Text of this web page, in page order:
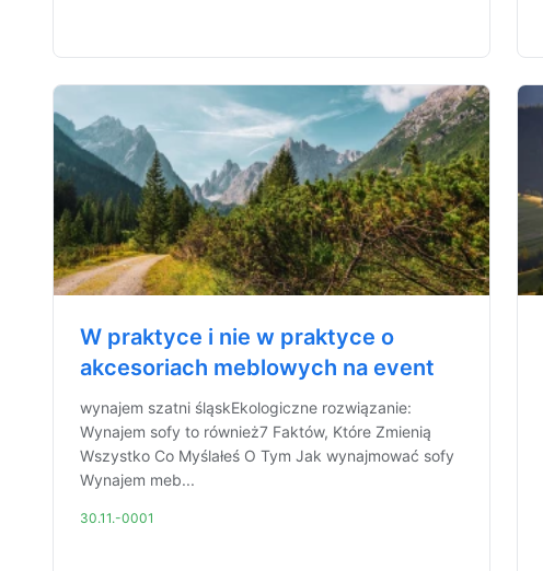
W praktyce i nie w praktyce o
akcesoriach meblowych na event
wynajem szatni śląskEkologiczne rozwiązanie:
Wynajem sofy to również7 Faktów, Które Zmienią
Wszystko Co Myślałeś O Tym Jak wynajmować sofy
Wynajem meb...
30.11.-0001